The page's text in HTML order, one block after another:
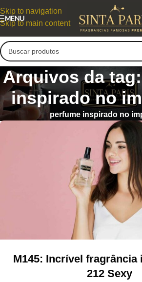
Skip to navigation
Skip to main content
MENU
Arquivos da
inspirado no
perfume inspirado no
M145: Incrível fragrância
212 Sexy